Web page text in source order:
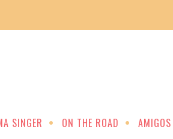
SINGER ON THE ROAD AMIGOS